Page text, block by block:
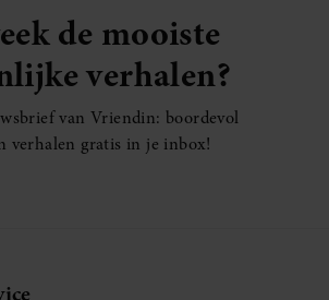
de mooiste
verhalen?
van Vriendin: boordevol
verhalen gratis in je inbox!